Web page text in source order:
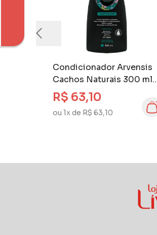
Condicionador Arvensis
Cachos Naturais 300 ml
Todos os Tipos de Cachos
R$ 63,10
ou 1x de R$ 63,10